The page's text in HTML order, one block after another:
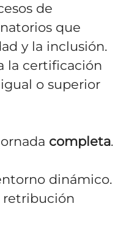
de
que
y la inclusión.
la certificación
o superior
completa.
dinámico.
retribución